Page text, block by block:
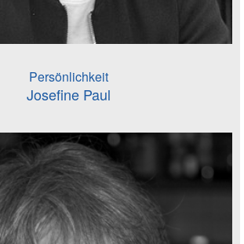
Persönlichkeit
Josefine Paul